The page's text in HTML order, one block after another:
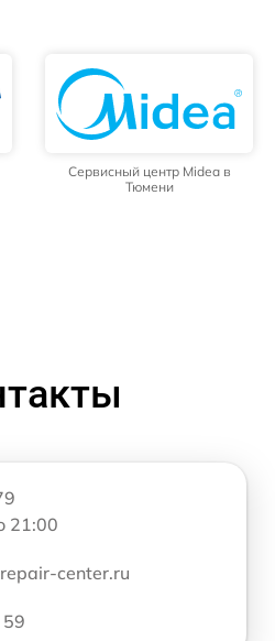
Сервисный центр Midea в
Тюмени
21:00
center.ru